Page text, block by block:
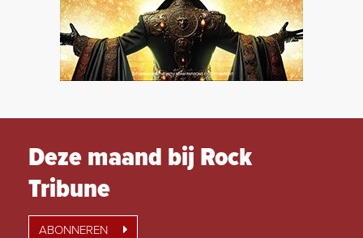
Deze maand bij Rock
Tribune
ABONNEREN